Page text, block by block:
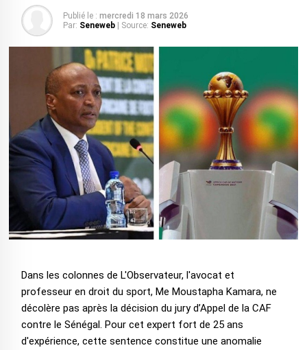
Publié le : mercredi 18 mars 2026
Par: Seneweb | Source: Seneweb
Dans les colonnes de L'Observateur, l'avocat et
professeur en droit du sport, Me Moustapha Kamara, ne
décolère pas après la décision du jury d’Appel de la CAF
contre le Sénégal. Pour cet expert fort de 25 ans
d'expérience, cette sentence constitue une anomalie